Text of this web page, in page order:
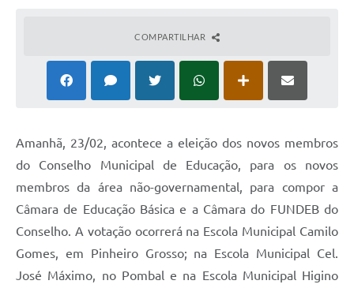
PCA (Planos de Contratações Anuais)
Conta de água (SAS)
PNAB 2026 - Ciclo 2
Intranet
COMPARTILHAR
Amanhã, 23/02, acontece a eleição dos novos membros
do Conselho Municipal de Educação, para os novos
membros da área não-governamental, para compor a
Câmara de Educação Básica e a Câmara do FUNDEB do
Conselho. A votação ocorrerá na Escola Municipal Camilo
Gomes, em Pinheiro Grosso; na Escola Municipal Cel.
José Máximo, no Pombal e na Escola Municipal Higino